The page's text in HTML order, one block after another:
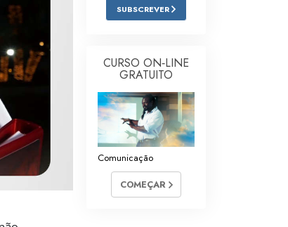
Respostas às Drogas
Crianças
Ferramentas para o Local do Trabalho
Ética e as Condições
A Causa da Supressão
Bases da Organização
SUBSCREVER
CURSO ON‑LINE
GRATUITO
Comunicação
COMEÇAR